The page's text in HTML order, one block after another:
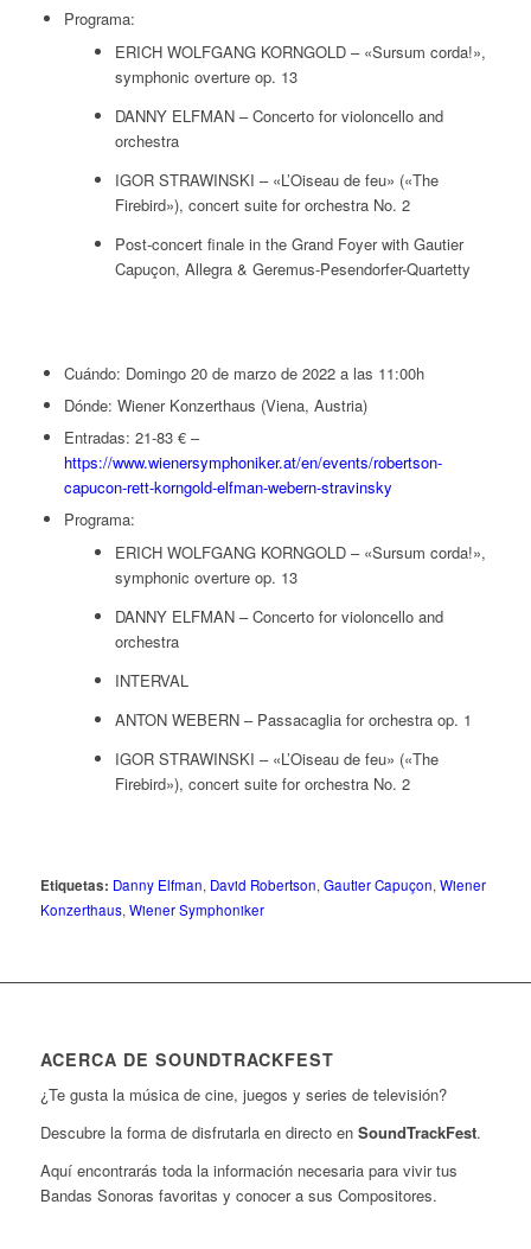
Programa:
ERICH WOLFGANG KORNGOLD – «Sursum corda!»,
symphonic overture op. 13
DANNY ELFMAN – Concerto for violoncello and
orchestra
IGOR STRAWINSKI – «L’Oiseau de feu» («The
Firebird»), concert suite for orchestra No. 2
Post-concert finale in the Grand Foyer with Gautier
Capuçon, Allegra & Geremus-Pesendorfer-Quartetty
Cuándo: Domingo 20 de marzo de 2022 a las 11:00h
Dónde: Wiener Konzerthaus (Viena, Austria)
Entradas: 21-83 € –
https://www.wienersymphoniker.at/en/events/robertson-
capucon-rett-korngold-elfman-webern-stravinsky
Programa:
ERICH WOLFGANG KORNGOLD – «Sursum corda!»,
symphonic overture op. 13
DANNY ELFMAN – Concerto for violoncello and
orchestra
INTERVAL
ANTON WEBERN – Passacaglia for orchestra op. 1
IGOR STRAWINSKI – «L’Oiseau de feu» («The
Firebird»), concert suite for orchestra No. 2
Etiquetas: Danny Elfman, David Robertson, Gautier Capuçon, Wiener
Konzerthaus, Wiener Symphoniker
ACERCA DE SOUNDTRACKFEST
¿Te gusta la música de cine, juegos y series de televisión?
Descubre la forma de disfrutarla en directo en SoundTrackFest.
Aquí encontrarás toda la información necesaria para vivir tus
Bandas Sonoras favoritas y conocer a sus Compositores.